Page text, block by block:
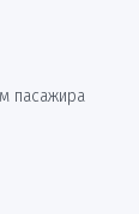
пасажира